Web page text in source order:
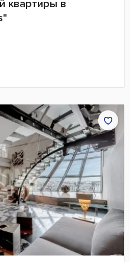
квартиры в